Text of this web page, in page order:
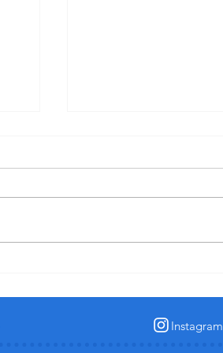
Instagram